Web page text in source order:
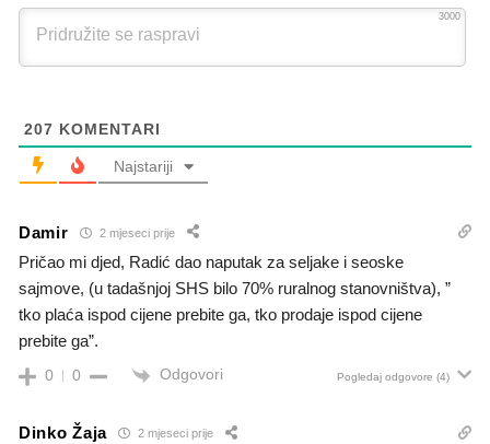
3000
207 KOMENTARI
Najstariji
Damir 2 mjeseci prije
Pričao mi djed, Radić dao naputak za seljake i seoske
sajmove, (u tadašnjoj SHS bilo 70% ruralnog stanovništva), ”
tko plaća ispod cijene prebite ga, tko prodaje ispod cijene
prebite ga”.
0 0 Odgovori Pogledaj odgovore (4)
Dinko Žaja 2 mjeseci prije